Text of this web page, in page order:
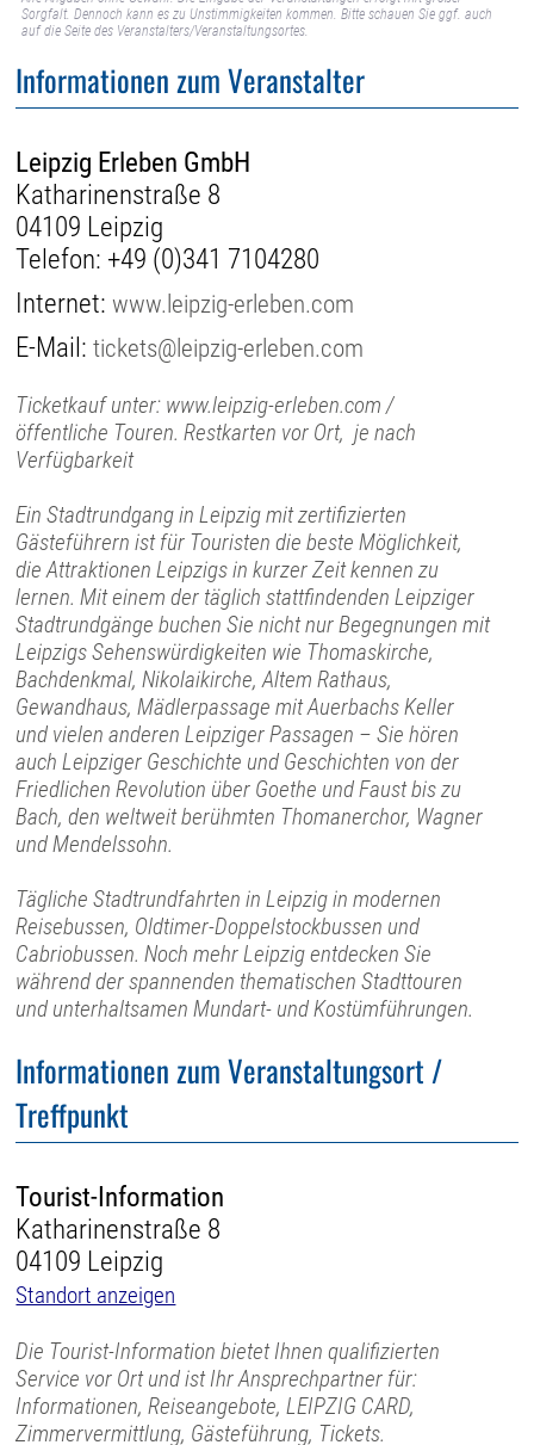
Sorgfalt. Dennoch kann es zu Unstimmigkeiten kommen. Bitte schauen Sie ggf. auch
auf die Seite des Veranstalters/Veranstaltungsortes.
Informationen zum Veranstalter
Leipzig Erleben GmbH
Katharinenstraße 8
04109 Leipzig
Telefon: +49 (0)341 7104280
Internet:www.leipzig-erleben.com
E-Mail:tickets@leipzig-erleben.com
Ticketkauf unter: www.leipzig-erleben.com /
öffentliche Touren. Restkarten vor Ort, je nach
Verfügbarkeit
Ein Stadtrundgang in Leipzig mit zertifizierten
Gästeführern ist für Touristen die beste Möglichkeit,
die Attraktionen Leipzigs in kurzer Zeit kennen zu
lernen. Mit einem der täglich stattfindenden Leipziger
Stadtrundgänge buchen Sie nicht nur Begegnungen mit
Leipzigs Sehenswürdigkeiten wie Thomaskirche,
Bachdenkmal, Nikolaikirche, Altem Rathaus,
Gewandhaus, Mädlerpassage mit Auerbachs Keller
und vielen anderen Leipziger Passagen – Sie hören
auch Leipziger Geschichte und Geschichten von der
Friedlichen Revolution über Goethe und Faust bis zu
Bach, den weltweit berühmten Thomanerchor, Wagner
und Mendelssohn.
Tägliche Stadtrundfahrten in Leipzig in modernen
Reisebussen, Oldtimer-Doppelstockbussen und
Cabriobussen. Noch mehr Leipzig entdecken Sie
während der spannenden thematischen Stadttouren
und unterhaltsamen Mundart- und Kostümführungen.
Informationen zum Veranstaltungsort /
Treffpunkt
Tourist-Information
Katharinenstraße 8
04109 Leipzig
Standort anzeigen
Die Tourist-Information bietet Ihnen qualifizierten
Service vor Ort und ist Ihr Ansprechpartner für:
Informationen, Reiseangebote, LEIPZIG CARD,
Zimmervermittlung, Gästeführung, Tickets.